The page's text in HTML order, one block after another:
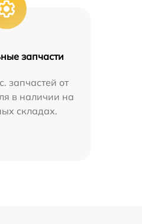
запчасти
запчастей от
в наличии на
складах.